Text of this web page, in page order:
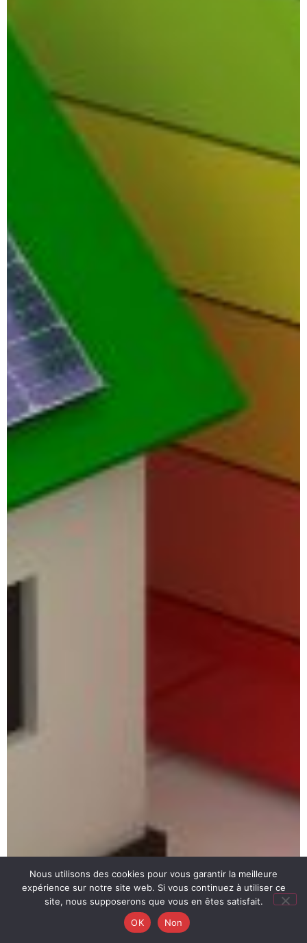
Nous utilisons des cookies pour vous garantir la meilleure
expérience sur notre site web. Si vous continuez à utiliser ce
site, nous supposerons que vous en êtes satisfait.
OK
Non